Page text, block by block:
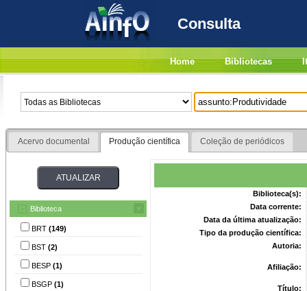
Consulta
Home Bibliotecas
Acervo documental Produção científica Coleção de periódicos
Biblioteca
BRT (149)
BST (2)
BESP (1)
BSGP (1)
Biblioteca(s):
Data corrente:
Data da última atualização:
Tipo da produção científica:
Autoria:
Afiliação:
Título: